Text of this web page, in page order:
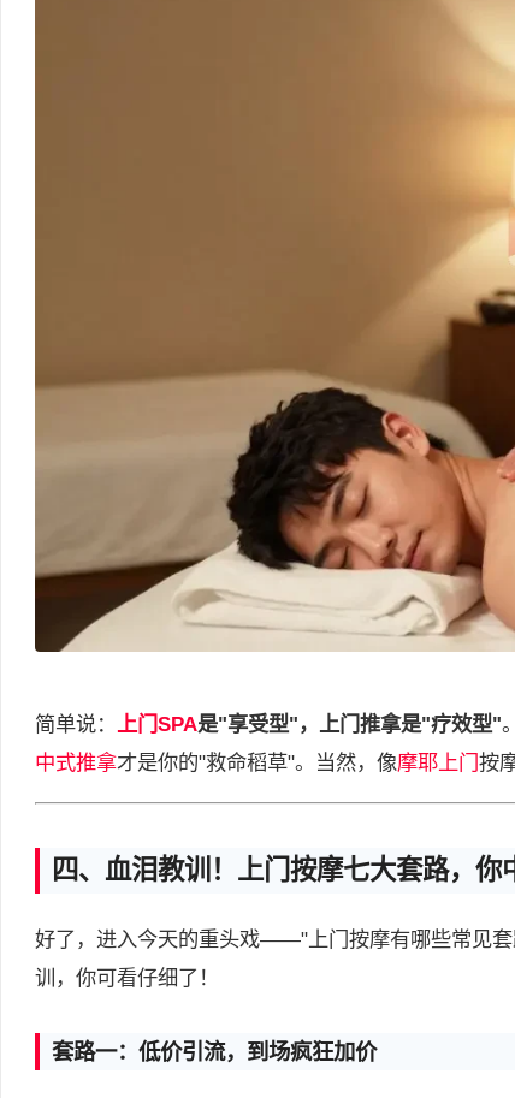
简单说： 上门SPA是"享受型"，上门推拿是"疗效型"
中式推拿才是你的"救命稻草"。当然，像摩耶上门按
四、血泪教训！上门按摩七大套路，你
好了，进入今天的重头戏——"上门按摩有哪些常见
训，你可看仔细了！
套路一：低价引流，到场疯狂加价